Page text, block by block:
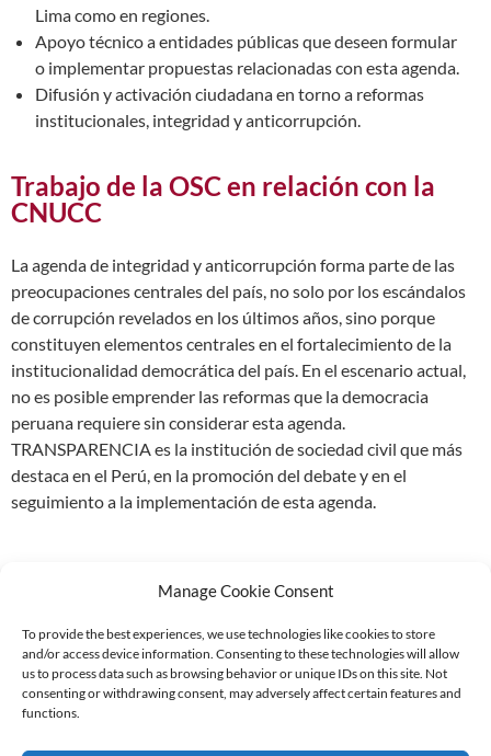
Manage Cookie Consent
To provide the best experiences, we use technologies like cookies to store
and/or access device information. Consenting to these technologies will allow
us to process data such as browsing behavior or unique IDs on this site. Not
consenting or withdrawing consent, may adversely affect certain features and
functions.
Lima como en regiones.
Apoyo técnico a entidades públicas que deseen formular
o implementar propuestas relacionadas con esta agenda.
Difusión y activación ciudadana en torno a reformas
institucionales, integridad y anticorrupción.
Trabajo de la OSC en relación con la
CNUCC
La agenda de integridad y anticorrupción forma parte de las
preocupaciones centrales del país, no solo por los escándalos
de corrupción revelados en los últimos años, sino porque
constituyen elementos centrales en el fortalecimiento de la
institucionalidad democrática del país. En el escenario actual,
no es posible emprender las reformas que la democracia
peruana requiere sin considerar esta agenda.
TRANSPARENCIA es la institución de sociedad civil que más
destaca en el Perú, en la promoción del debate y en el
seguimiento a la implementación de esta agenda.
Supported by: